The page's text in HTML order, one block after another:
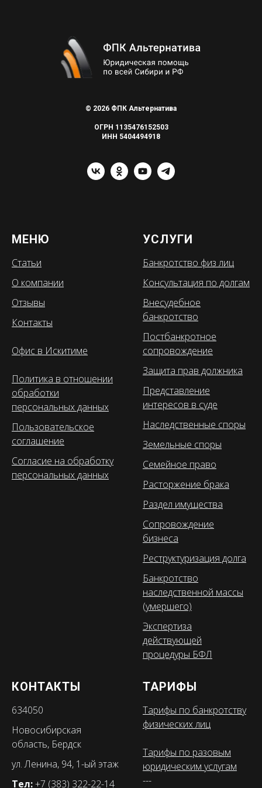
© 2026 ФПК Альтернатива
ОГРН 1135476152503
ИНН 5404494918
МЕНЮ
Статьи
О компании
Отзывы
Контакты
Офис в Искитиме
Политика в отношении
обработки
персональных данных
Пользовательское
соглашение
Согласие на обработку
персональных данных
УСЛУГИ
Банкротство физ лиц
Консультация по долгам
Внесудебное
банкротство
Постбанкротное
сопровождение
Защита прав должника
Представление
интересов в суде
Наследственные споры
Земельные споры
Семейное право
Расторжение брака
Раздел имущества
Сопровождение
бизнеса
Реструктуризация долга
Банкротство
наследственной массы
(умершего)
Экспертиза
действующей
процедуры БФЛ
КОНТАКТЫ
634050
Новосибирская
область, Бердск
ул. Ленина, 94, 1-ый этаж
Тел:+7 (383) 322-22-14
ТАРИФЫ
Тарифы по банкротству
физических лиц
Тарифы по разовым
юридическим услугам
---